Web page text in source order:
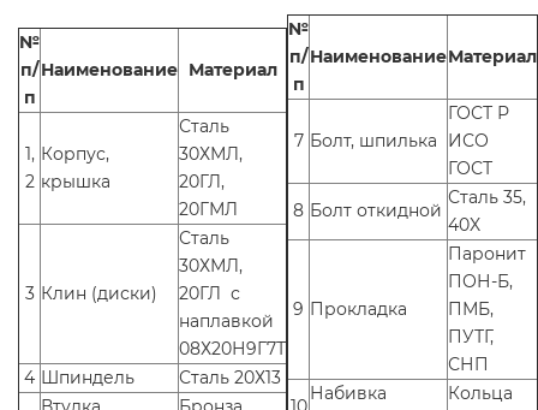
№
п/
п
Наименование Материал
1,
2
Корпус,
крышка
Сталь
30ХМЛ,
20ГЛ,
20ГМЛ
3 Клин (диски)
Сталь
30ХМЛ,
20ГЛ с
наплавкой
08Х20Н9Г7Т
4 Шпиндель
Сталь 20Х13
№
п/
п
НаименованиеМатериал
7 Болт, шпилька
ГОСТ Р
ИСО
ГОСТ
8 Болт откидной
Сталь 35,
40X
9 Прокладка
Паронит
ПОН-Б,
ПМБ,
ПУТГ,
СНП
Набивка
Кольца